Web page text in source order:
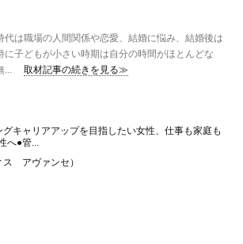
は職場の人間関係や恋愛、結婚に悩み、結婚後は
子どもが小さい時期は自分の時間がほとんどな
...
取材記事の続きを見る≫
キャリアアップを目指したい女性、仕事も家庭も
へ●管...
ス アヴァンセ）